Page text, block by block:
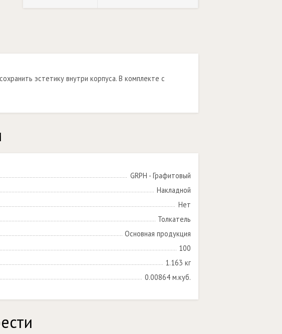
эстетику внутри корпуса. В комплекте с
GRPH - Графитовый
Накладной
Нет
Толкатель
Основная продукция
100
1.163 кг
0.00864 м.куб.